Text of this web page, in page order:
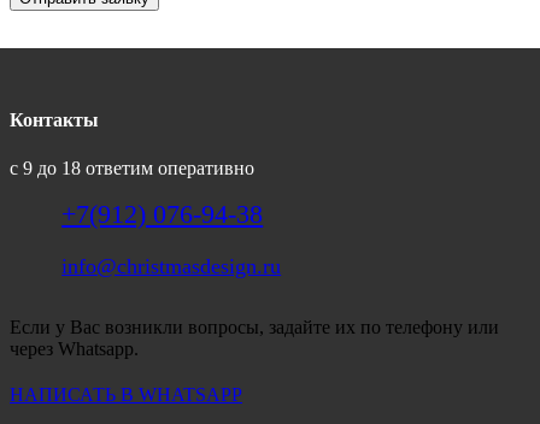
Контакты
с 9 до 18 ответим оперативно
+7(912) 076-94-38
info@christmasdesign.ru
Если у Вас возникли вопросы, задайте их по телефону или
через Whatsapp.
НАПИСАТЬ В WHATSAPP